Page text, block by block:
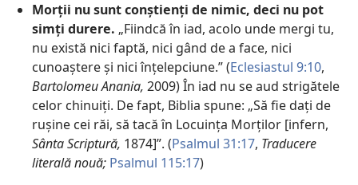
Morții nu sunt conștienți de nimic, deci nu pot
simți durere. „Fiindcă în iad, acolo unde mergi tu,
nu există nici faptă, nici gând de a face, nici
cunoaștere și nici înțelepciune.” (Eclesiastul 9:10,
Bartolomeu Anania, 2009) În iad nu se aud strigătele
celor chinuiți. De fapt, Biblia spune: „Să fie dați de
rușine cei răi, să tacă în Locuința Morților [infern,
Sânta Scriptură, 1874]”. (Psalmul 31:17, Traducere
literală nouă; Psalmul 115:17)